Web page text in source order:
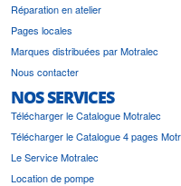
Réparation en atelier
Pages locales
Marques distribuées par Motralec
Nous contacter
NOS SERVICES
Télécharger le Catalogue Motralec
Télécharger le Catalogue 4 pages
Le Service Motralec
Location de pompe